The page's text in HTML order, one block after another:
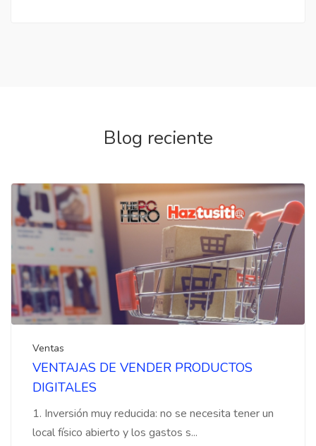
Blog reciente
Ventas
VENTAJAS DE VENDER PRODUCTOS
DIGITALES
1. Inversión muy reducida: no se necesita tener un
local físico abierto y los gastos s...